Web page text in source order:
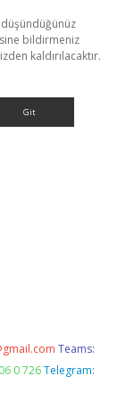
bildirmeniz
kaldırılacaktır.
Teams:
0 726 Telegram: